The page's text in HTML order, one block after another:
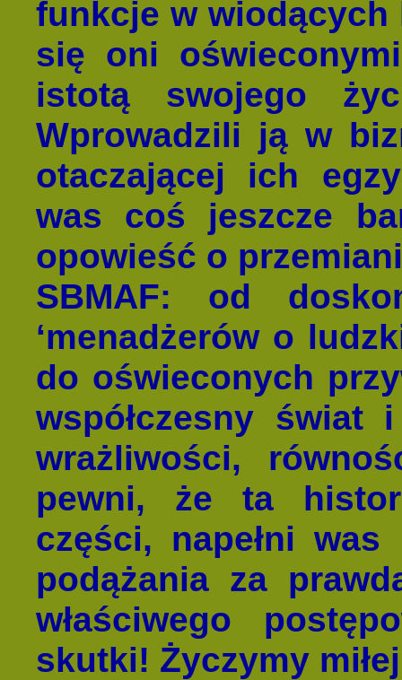
funkcje w
się oni
istotą swojego
Wprowadzili ją w
otaczającej ich
was coś jeszcze
opowieść o
SBMAF: od
‘menadżerów o
do oświeconych
współczesny świat
wrażliwości,
pewni, że ta
części, napełni
podążania za
właściwego
skutki! Życzymy